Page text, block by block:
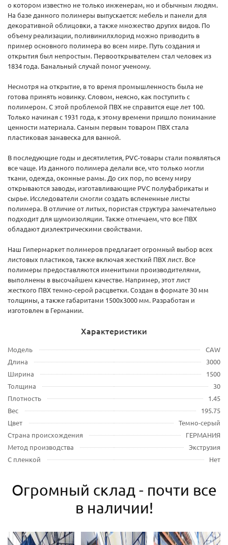
о котором известно не только инженерам, но и обычным людям.
На базе данного полимеры выпускается: мебель и панели для
декоративной облицовки, а также множество других видов. По
объему реализации, поливинилхлорид можно приводить в
пример основного полимера во всем мире. Путь создания и
открытия был непростым. Первооткрывателем стал человек из
1834 года. Банальный случай помог ученому.
Несмотря на открытие, в то время промышленность была не
готова принять новинку. Словом, неясно, как поступить с
полимером. С этой проблемой ПВХ не справится еще лет 100.
Только начиная с 1931 года, к этому времени пришло понимание
ценности материала. Самым первым товаром ПВХ стала
пластиковая занавеска для ванной.
В последующие годы и десятилетия, PVC-товары стали появляться
все чаще. Из данного полимера делали все, что только могли
ткани, одежда, оконные рамы. До сих пор, по всему миру
открываются заводы, изготавливающие PVC полуфабрикаты и
сырье. Исследователи смогли создать вспененные листы
полимера. В отличие от литых, пористая структура замечательно
подходит для шумоизоляции. Также отмечаем, что все ПВХ
обладают диэлектрическими свойствами.
Наш Гипермаркет полимеров предлагает огромный выбор всех
листовых пластиков, также включая жесткий ПВХ лист. Все
полимеры предоставляются именитыми производителями,
выполнены в высочайшем качестве. Например, этот лист
жесткого ПВХ темно-серой расцветки. Создан в формате 30 мм
толщины, а также габаритами 1500х3000 мм. Разработан и
изготовлен в Германии.
Характеристики
Модель
CAW
Длина
3000
Ширина
1500
Толщина
30
Плотность
1.45
Вес
195.75
Цвет
Темно-серый
Страна происхождения
ГЕРМАНИЯ
Метод производства
Экструзия
С пленкой
Нет
Огромный склад - почти все
в наличии!